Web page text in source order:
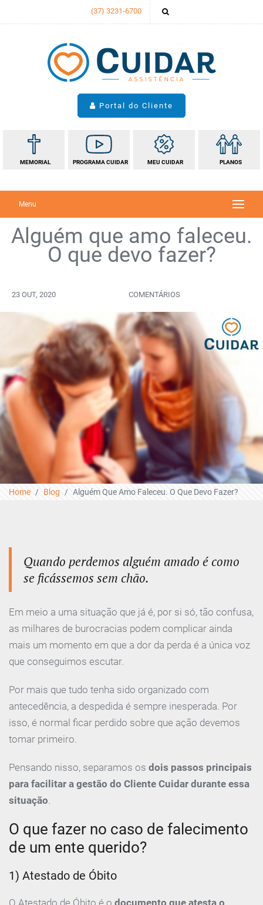
(37) 3231-6700
Portal do Cliente
MEMORIAL PROGRAMACUIDAR MEU CUIDAR PLANOS
Menu
Tabela de Valores da ABREDIF
Trabalhe Conosco
Fale Conosco
Alguém que amo faleceu.
O que devo fazer?
23 OUT, 2020 COMENTÁRIOS
Home Blog Alguém Que Amo Faleceu. O Que Devo Fazer?
Quando perdemos alguém amado é como
se ficássemos sem chão.
Em meio a uma situação que já é, por si só, tão confusa,
as milhares de burocracias podem complicar ainda
mais um momento em que a dor da perda é a única voz
que conseguimos escutar. ⠀
Por mais que tudo tenha sido organizado com
antecedência, a despedida é sempre inesperada. Por
isso, é normal ficar perdido sobre que ação devemos
tomar primeiro.
Pensando nisso, separamos os dois passos principais
para facilitar a gestão do Cliente Cuidar durante essa
situação.
O que fazer no caso de falecimento
de um ente querido?
1) Atestado de Óbito